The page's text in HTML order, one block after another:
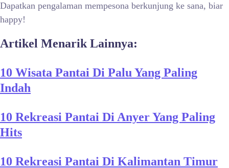
Dapatkan pengalaman mempesona berkunjung ke sana, biar
happy!
Artikel Menarik Lainnya:
10 Wisata Pantai Di Palu Yang Paling
Indah
10 Rekreasi Pantai Di Anyer Yang Paling
Hits
10 Rekreasi Pantai Di Kalimantan Timur